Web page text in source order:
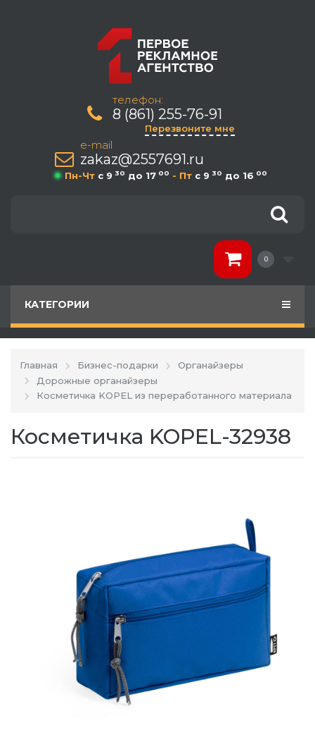
телефон:
8 (861) 255-76-91
Перезвоните мне
e-mail
zakaz@2557691.ru
Пн-Чт c 9 30 до 17 00 - Пт c 9 30 до 16 00
0
КАТЕГОРИИ
Главная Бизнес-подарки
Органайзеры
Дорожные органайзеры
Косметичка KOPEL из переработанного материала
Косметичка KOPEL-32938